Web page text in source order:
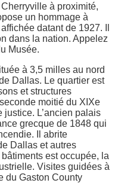
à proximité,
un hommage à
datant de 1927. Il
dans la nation. Appelez
Musée.
à 3,5 milles au nord
Dallas. Le quartier est
et structures
moitié du XIXe
justice. L’ancien palais
grecque de 1848 qui
Il abrite
Dallas et autres
est occupée, la
Visites guidées à
du Gaston County